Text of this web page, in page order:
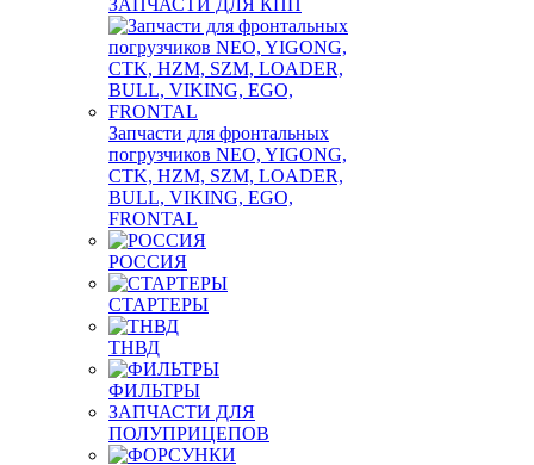
ЗАПЧАСТИ ДЛЯ КПП
Запчасти для фронтальных
погрузчиков NEO, YIGONG,
CTK, HZM, SZM, LOADER,
BULL, VIKING, EGO,
FRONTAL
РОССИЯ
СТАРТЕРЫ
ТНВД
ФИЛЬТРЫ
ЗАПЧАСТИ ДЛЯ
ПОЛУПРИЦЕПОВ